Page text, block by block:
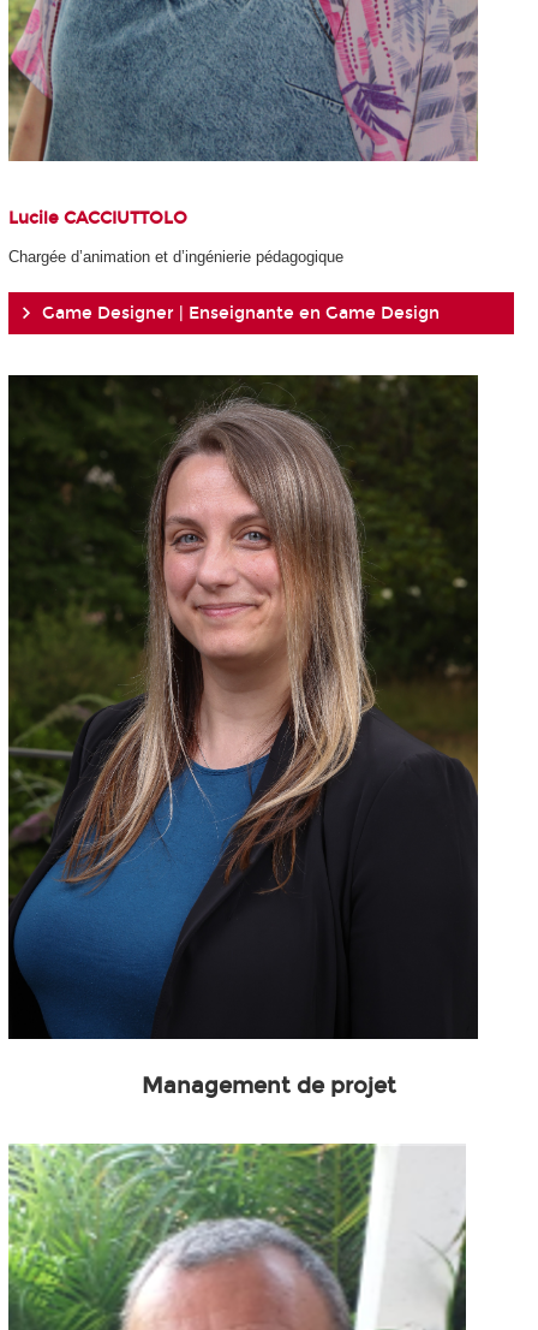
Lucile CACCIUTTOLO
Chargée d’animation et d’ingénierie pédagogique
Game Designer | Enseignante en Game Design
Management de projet